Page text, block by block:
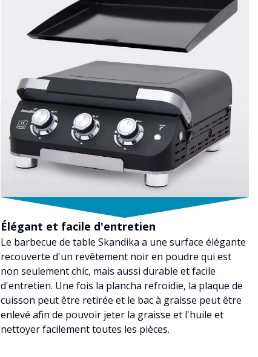
Élégant et facile d'entretien
Le barbecue de table Skandika a une surface élégante
recouverte d'un revêtement noir en poudre qui est
non seulement chic, mais aussi durable et facile
d'entretien. Une fois la plancha refroidie, la plaque de
cuisson peut être retirée et le bac à graisse peut être
enlevé afin de pouvoir jeter la graisse et l'huile et
nettoyer facilement toutes les pièces.